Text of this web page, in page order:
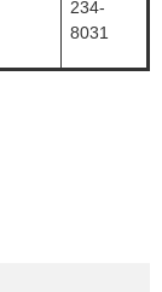
234-
8031